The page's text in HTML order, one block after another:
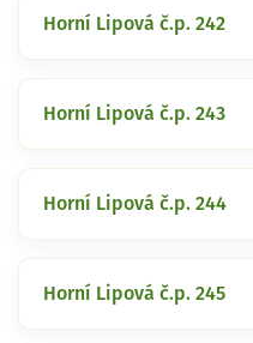
Horní Lipová č.p. 242
Horní Lipová č.p. 243
Horní Lipová č.p. 244
Horní Lipová č.p. 245